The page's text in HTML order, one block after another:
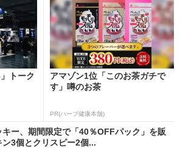
トーク
アマゾン1位「このお茶ガチで
す」噂のお茶
PR(ハーブ健康本舗)
キー、期間限定で「40％OFFパック」を販
3個とクリスピー2個...